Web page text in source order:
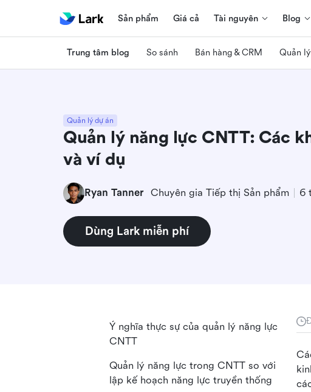
Sản phẩm Giá cả Tài nguyên Blog
Trung tâm blog So sánh Bán hàng & CRM Quản
Quản lý dự án
Quản lý năng lực CNTT: Các
và ví dụ
Ryan Tanner Chuyên gia Tiếp thị Sản phẩm 6
Dùng Lark miễn phí
Ý nghĩa thực sự của quản lý năng lực
CNTT
Quản lý năng lực trong CNTT so với
lập kế hoạch năng lực truyền thống